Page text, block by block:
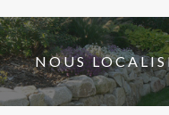
NOUS